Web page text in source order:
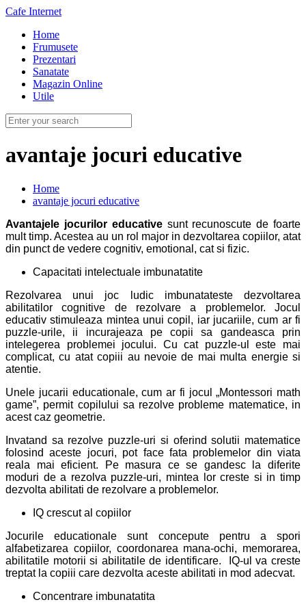
Cafe Internet
Home
Frumusete
Prezentari
Sanatate
Magazin Online
Utile
avantaje jocuri educative
Home
avantaje jocuri educative
Avantajele jocurilor educativesunt recunoscute de foarte
mult timp. Acestea au un rol major in dezvoltarea copiilor, atat
din punct de vedere cognitiv, emotional, cat si fizic.
Capacitati intelectuale imbunatatite
Rezolvarea unui joc ludic imbunatateste dezvoltarea
abilitatilor cognitive de rezolvare a problemelor. Jocul
educativ stimuleaza mintea unui copil, iar jucariile, cum ar fi
puzzle-urile, ii incurajeaza pe copii sa gandeasca prin
intelegerea problemei jocului. Cu cat puzzle-ul este mai
complicat, cu atat copiii au nevoie de mai multa energie si
atentie.
Unele jucarii educationale, cum ar fi jocul „Montessori math
game”, permit copilului sa rezolve probleme matematice, in
acest caz geometrie.
Invatand sa rezolve puzzle-uri si oferind solutii matematice
folosind aceste jocuri, pot face fata problemelor din viata
reala mai eficient. Pe masura ce se gandesc la diferite
moduri de a rezolva puzzle-uri, mintea lor creste si in timp
dezvolta abilitati de rezolvare a problemelor.
IQ crescut al copiilor
Jocurile educationale sunt concepute pentru a spori
alfabetizarea copiilor, coordonarea mana-ochi, memorarea,
abilitatile motorii si abilitatile de identificare.
IQ-ul va creste
treptat la copiii care dezvolta aceste abilitati in mod adecvat.
Concentrare imbunatatita